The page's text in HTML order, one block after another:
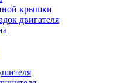
крышки
двигателя